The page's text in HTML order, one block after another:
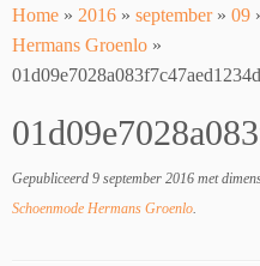
to
content
Home » 2016 » september » 09
Hermans Groenlo »
Gepubliceerd 9 september 2016 met
Schoenmode Hermans Groenlo.